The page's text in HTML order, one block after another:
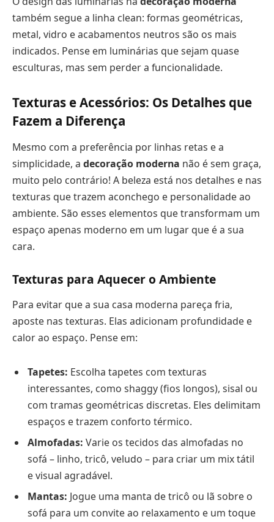
também segue a linha clean: formas geométricas,
metal, vidro e acabamentos neutros são os mais
indicados. Pense em luminárias que sejam quase
esculturas, mas sem perder a funcionalidade.
Texturas e Acessórios: Os Detalhes que
Fazem a Diferença
Mesmo com a preferência por linhas retas e a
simplicidade, a decoração moderna não é sem graça,
muito pelo contrário! A beleza está nos detalhes e nas
texturas que trazem aconchego e personalidade ao
ambiente. São esses elementos que transformam um
espaço apenas moderno em um lugar que é a sua
cara.
Texturas para Aquecer o Ambiente
Para evitar que a sua casa moderna pareça fria,
aposte nas texturas. Elas adicionam profundidade e
calor ao espaço. Pense em:
Tapetes: Escolha tapetes com texturas
interessantes, como shaggy (fios longos), sisal ou
com tramas geométricas discretas. Eles delimitam
espaços e trazem conforto térmico.
Almofadas: Varie os tecidos das almofadas no
sofá – linho, tricô, veludo – para criar um mix tátil
e visual agradável.
Mantas: Jogue uma manta de tricô ou lã sobre o
sofá para um convite ao relaxamento e um toque